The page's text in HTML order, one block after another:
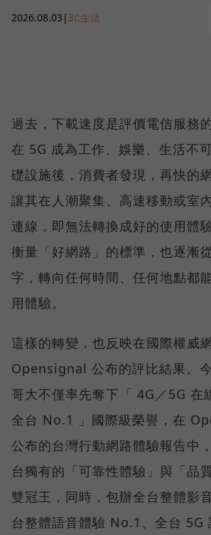
2026.08.03 | 3C生活
過去，下載速度是評價電信服務
在 5G 成為工作、娛樂、生活不
礎設施後，消費者發現，再快的
讓其在人潮聚集、高速移動或室
連線，即無法轉換成好的使用體
衡量「好網路」的標準，也逐漸
字，轉向任何時間、任何地點都
用體驗。
這樣的轉變，也反映在國際權威
Opensignal 公布的評比結果。
哥大不僅率先奪下「 4G／5G 在
全台 No.1 」國際級榮譽，在
公布的台灣行動網路體驗報告中
台獨有的「可靠性體驗」與「品
雙冠王，同時，包辦全台整體影
台整體語音體驗 No.1、全台 5G